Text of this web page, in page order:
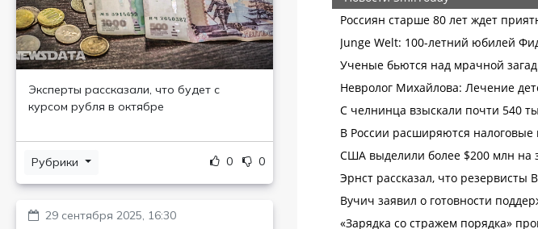
Эксперты рассказали, что будет с
курсом рубля в октябре
Рубрики 0 0
29 сентября 2025, 16:30